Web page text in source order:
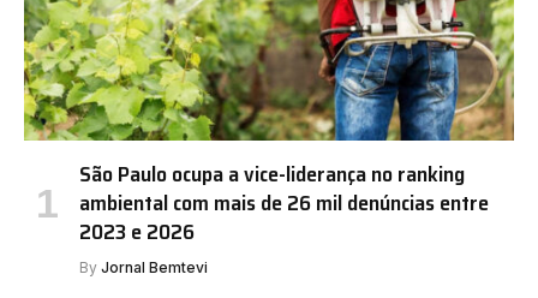
São Paulo ocupa a vice-liderança no ranking
ambiental com mais de 26 mil denúncias entre
2023 e 2026
By Jornal Bemtevi